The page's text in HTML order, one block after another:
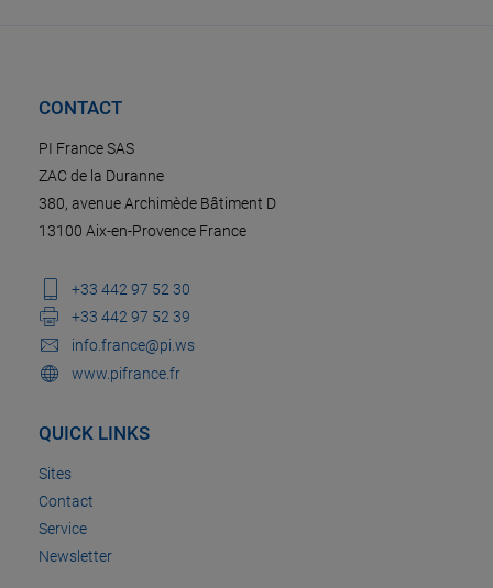
CONTACT
PI France SAS
ZAC de la Duranne
380, avenue Archimède Bâtiment D
13100 Aix-en-Provence France
+33 442 97 52 30
+33 442 97 52 39
info.france@pi.ws
www.pifrance.fr
QUICK LINKS
Sites
Contact
Service
Newsletter